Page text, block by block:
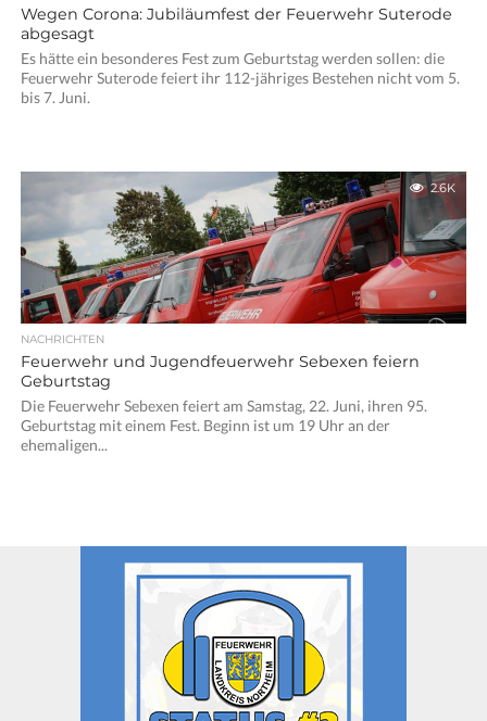
Wegen Corona: Jubiläumfest der Feuerwehr Suterode
abgesagt
Es hätte ein besonderes Fest zum Geburtstag werden sollen: die
Feuerwehr Suterode feiert ihr 112-jähriges Bestehen nicht vom 5.
bis 7. Juni.
2.6K
NACHRICHTEN
Feuerwehr und Jugendfeuerwehr Sebexen feiern
Geburtstag
Die Feuerwehr Sebexen feiert am Samstag, 22. Juni, ihren 95.
Geburtstag mit einem Fest. Beginn ist um 19 Uhr an der
ehemaligen...